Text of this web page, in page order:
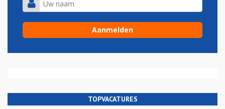
TOPVACATURES